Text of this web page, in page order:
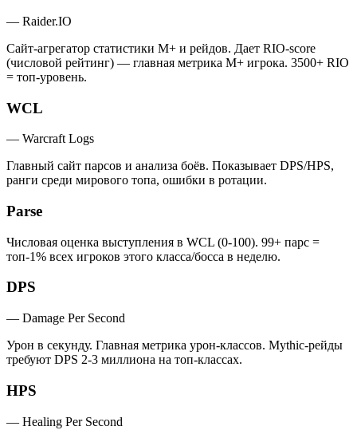
— Raider.IO
Сайт-агрегатор статистики M+ и рейдов. Дает RIO-score
(числовой рейтинг) — главная метрика M+ игрока. 3500+ RIO
= топ-уровень.
WCL
— Warcraft Logs
Главный сайт парсов и анализа боёв. Показывает DPS/HPS,
ранги среди мирового топа, ошибки в ротации.
Parse
Числовая оценка выступления в WCL (0-100). 99+ парс =
топ-1% всех игроков этого класса/босса в неделю.
DPS
— Damage Per Second
Урон в секунду. Главная метрика урон-классов. Mythic-рейды
требуют DPS 2-3 миллиона на топ-классах.
HPS
— Healing Per Second